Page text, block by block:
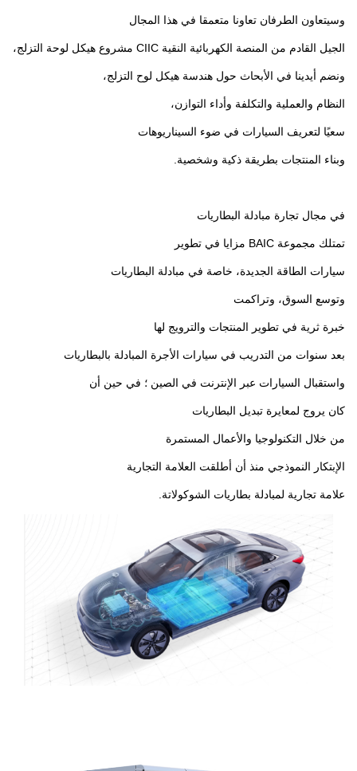
وسيتعاون الطرفان تعاونا متعمقا في هذا المجال
الجيل القادم من المنصة الكهربائية النقية CIIC مشروع هيكل لوحة التزلج،
ونضم أيدينا في الأبحاث حول هندسة هيكل لوح التزلج،
النظام والعملية والتكلفة وأداء التوازن،
سعيًا لتعريف السيارات في ضوء السيناريوهات
وبناء المنتجات بطريقة ذكية وشخصية.
في مجال تجارة مبادلة البطاريات
تمتلك مجموعة BAIC مزايا في تطوير
سيارات الطاقة الجديدة، خاصة في مبادلة البطاريات
وتوسع السوق، وتراكمت
خبرة ثرية في تطوير المنتجات والترويج لها
بعد سنوات من التدريب في سيارات الأجرة المبادلة بالبطاريات
واستقبال السيارات عبر الإنترنت في الصين ؛ في حين أن
كان يروج لمعايرة تبديل البطاريات
من خلال التكنولوجيا والأعمال المستمرة
الإبتكار النموذجي منذ أن أطلقت العلامة التجارية
علامة تجارية لمبادلة بطاريات الشوكولاتة.